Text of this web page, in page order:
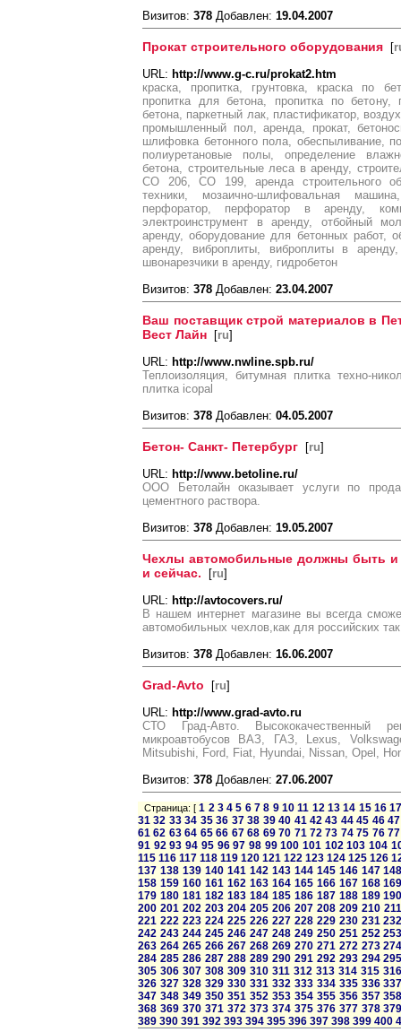
Визитов: 378 Добавлен: 19.04.2007
Прокат строительного оборудования [
URL: http://www.g-c.ru/prokat2.htm
краска, пропитка, грунтовка, краска по
пропитка для бетона, пропитка по бетону,
бетона, паркетный лак, пластификатор,
промышленный пол, аренда, прокат,
шлифовка бетонного пола, обеспыливание,
полиуретановые полы, определение
бетона, строительные леса в аренду,
СО 206, СО 199, аренда строительного
техники, мозаично-шлифовальная
перфоратор, перфоратор в аренду,
электроинструмент в аренду, отбойный
аренду, оборудование для бетонных работ,
аренду, виброплиты, виброплиты в
швонарезчики в аренду, гидробетон
Визитов: 378 Добавлен: 23.04.2007
Ваш поставщик строй материалов в
Вест Лайн [ru]
URL: http://www.nwline.spb.ru/
Теплоизоляция, битумная плитка техно-
плитка icopal
Визитов: 378 Добавлен: 04.05.2007
Бетон- Санкт- Петербург [ru]
URL: http://www.betoline.ru/
ООО Бетолайн оказывает услуги по
цементного раствора.
Визитов: 378 Добавлен: 19.05.2007
Чехлы автомобильные должны быть и
и сейчас. [ru]
URL: http://avtocovers.ru/
В нашем интернет магазине вы всегда
автомобильных чехлов,как для российских
Визитов: 378 Добавлен: 16.06.2007
Grad-Avto [ru]
URL: http://www.grad-avto.ru
СТО Град-Авто. Высококачественный
микроавтобусов ВАЗ, ГАЗ, Lexus,
Mitsubishi, Ford, Fiat, Hyundai, Nissan, Opel,
Визитов: 378 Добавлен: 27.06.2007
Страница: [1 2 3 4 5 6 7 8 9 10 11 12 13 14 15 16
31 32 33 34 35 36 37 38 39 40 41 42 43 44 45 46 47
61 62 63 64 65 66 67 68 69 70 71 72 73 74 75 76 77
91 92 93 94 95 96 97 98 99 100 101 102 103 104
115 116 117 118 119 120 121 122 123 124 125 126
137 138 139 140 141 142 143 144 145 146 147
158 159 160 161 162 163 164 165 166 167 168
179 180 181 182 183 184 185 186 187 188 189
200 201 202 203 204 205 206 207 208 209 210 211
221 222 223 224 225 226 227 228 229 230 231
242 243 244 245 246 247 248 249 250 251 252
263 264 265 266 267 268 269 270 271 272 273
284 285 286 287 288 289 290 291 292 293 294
305 306 307 308 309 310 311 312 313 314 315 316
326 327 328 329 330 331 332 333 334 335 336
347 348 349 350 351 352 353 354 355 356 357
368 369 370 371 372 373 374 375 376 377 378
389 390 391 392 393 394 395 396 397 398 399 400